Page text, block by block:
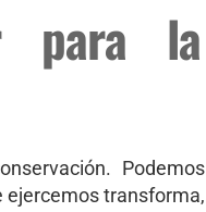
para la
Podemos
ejercemos transforma,